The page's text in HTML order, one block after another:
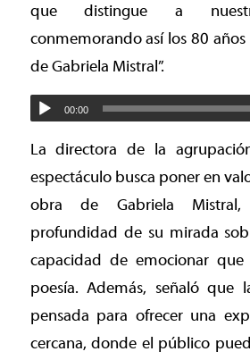
que distingue a
conmemorando así los 80
de Gabriela Mistral”.
00:00
La directora de la
espectáculo busca poner en
obra de Gabriela Mistral,
profundidad de su mirada
capacidad de emocionar que
poesía. Además, señaló que
pensada para ofrecer una
cercana, donde el público